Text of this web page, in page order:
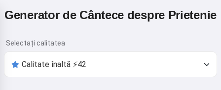
Generator de Cântece despre Prietenie
Selectați calitatea